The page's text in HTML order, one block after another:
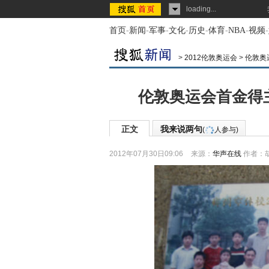
loading...
首页-新闻-军事-文化-历史-体育-NBA-视频-
> 2012伦敦奥运会 > 伦敦奥
伦敦奥运会首金得
正文 我来说两句( 人参与)
2012年07月30日09:06 来源： 华声在线 作者：